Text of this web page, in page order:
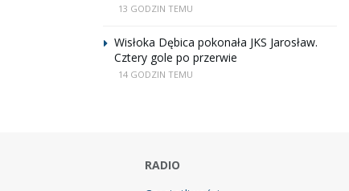
13 GODZIN TEMU
Wisłoka Dębica pokonała JKS Jarosław.
Cztery gole po przerwie
14 GODZIN TEMU
RADIO